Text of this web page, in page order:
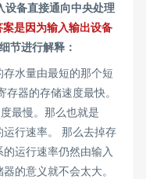
设备直接通向中央处理
案是因为输入输出设备
节进行解释：
水量由最短的那个短
器的存储速度最快。
最慢。那么也就是
行速率。 那么去掉存
运行速率仍然由输入
的意义就不会太大。